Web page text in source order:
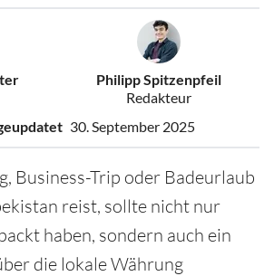
Philipp Spitzenpfeil
Redakteur
30. September 2025
Business-Trip oder Badeurlaub
reist, sollte nicht nur
haben, sondern auch ein
die lokale Währung